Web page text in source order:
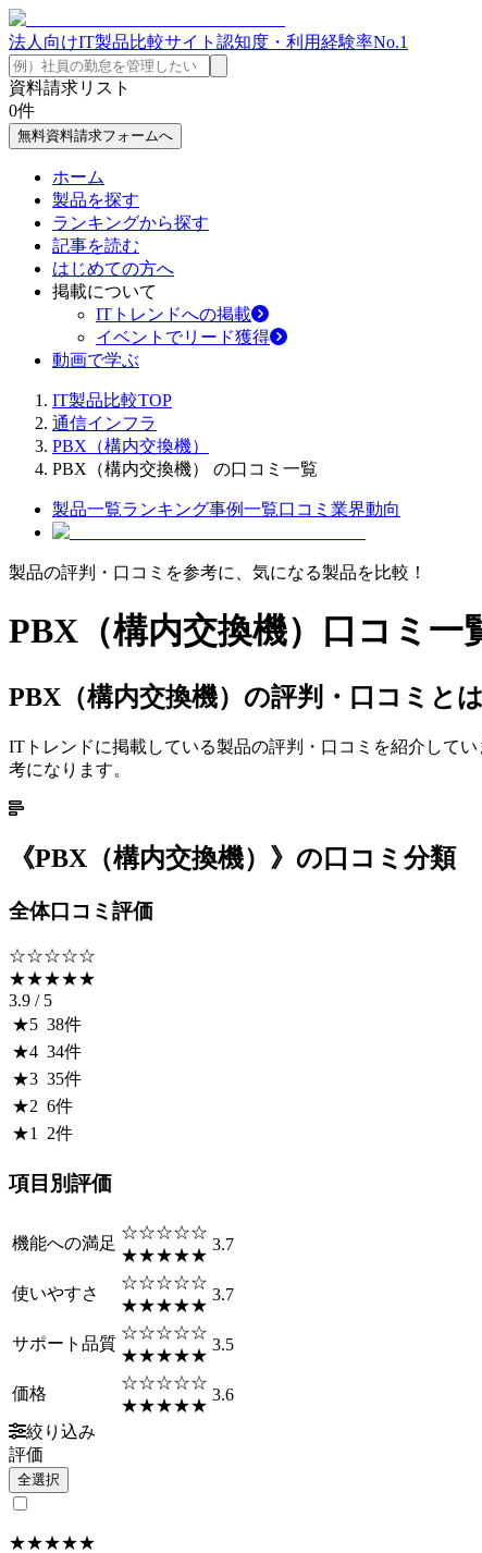
法人向けIT製品比較サイト 認知度・利用経験率No.1
資料請求リスト
0件
無料資料請求フォームへ
ホーム
製品を探す
ランキングから探す
記事を読む
はじめての方へ
掲載について
ITトレンドへの掲載
イベントでリード獲得
動画で学ぶ
IT製品比較TOP
通信インフラ
PBX（構内交換機）
PBX（構内交換機） の口コミ一覧
製品一覧ランキング事例一覧口コミ 業界動向
製品の評判・口コミを参考に、気になる製品を比較！
PBX（構内交換機） 口コミ一
PBX（構内交換機）の評判・口コミと
ITトレンドに掲載している製品の評判・口コミを紹介して
考になります。
《PBX（構内交換機） 》の口コミ分類
全体口コミ評価
☆☆☆☆☆
★★★★★
3.9 / 5
★5 38件
★4 34件
★3 35件
★2 6件
★1 2件
項目別評価
機能への満足
☆☆☆☆☆
★★★★★
3.7
使いやすさ
☆☆☆☆☆
★★★★★
3.7
サポート品質
☆☆☆☆☆
★★★★★
3.5
価格
☆☆☆☆☆
★★★★★
3.6
絞り込み
評価
全選択
★★★★★